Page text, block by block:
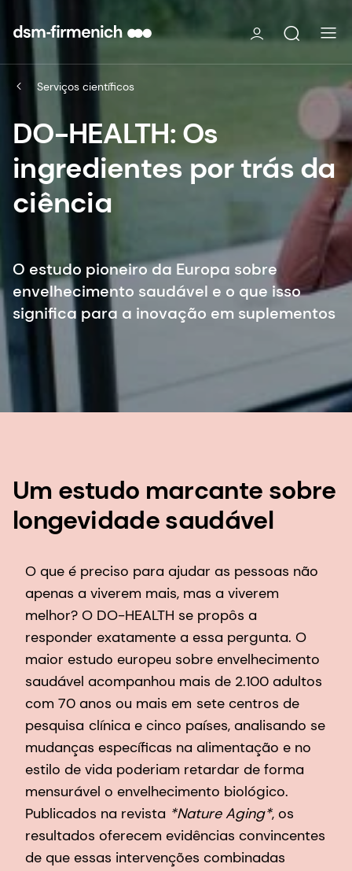
Serviços científicos
DO-HEALTH: Os
ingredientes por trás da
ciência
O estudo pioneiro da Europa sobre
envelhecimento saudável e o que isso
significa para a inovação em suplementos
Um estudo marcante sobre
longevidade saudável
O que é preciso para ajudar as pessoas não
apenas a viverem mais, mas a viverem
melhor? O DO-HEALTH se propôs a
responder exatamente a essa pergunta. O
maior estudo europeu sobre envelhecimento
saudável acompanhou mais de 2.100 adultos
com 70 anos ou mais em sete centros de
pesquisa clínica e cinco países, analisando se
mudanças específicas na alimentação e no
estilo de vida poderiam retardar de forma
mensurável o envelhecimento biológico.
Publicados na revista *Nature Aging*, os
resultados oferecem evidências convincentes
de que essas intervenções combinadas